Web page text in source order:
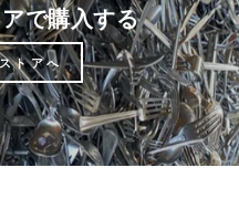
で購入する
トアへ